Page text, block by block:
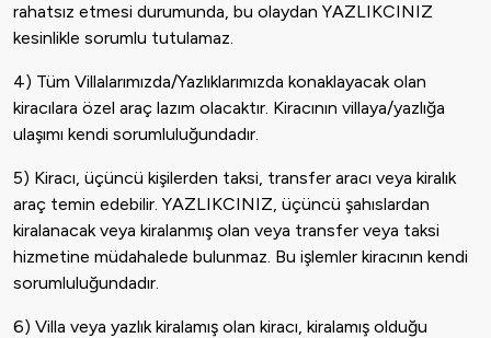
rahatsız etmesi durumunda, bu olaydan YAZLIKCINIZ
kesinlikle sorumlu tutulamaz.
4) Tüm Villalarımızda/Yazlıklarımızda konaklayacak olan
kiracılara özel araç lazım olacaktır. Kiracının villaya/yazlığa
ulaşımı kendi sorumluluğundadır.
5) Kiracı, üçüncü kişilerden taksi, transfer aracı veya kiralık
araç temin edebilir. YAZLIKCINIZ, üçüncü şahıslardan
kiralanacak veya kiralanmış olan veya transfer veya taksi
hizmetine müdahalede bulunmaz. Bu işlemler kiracının kendi
sorumluluğundadır.
6) Villa veya yazlık kiralamış olan kiracı, kiralamış olduğu